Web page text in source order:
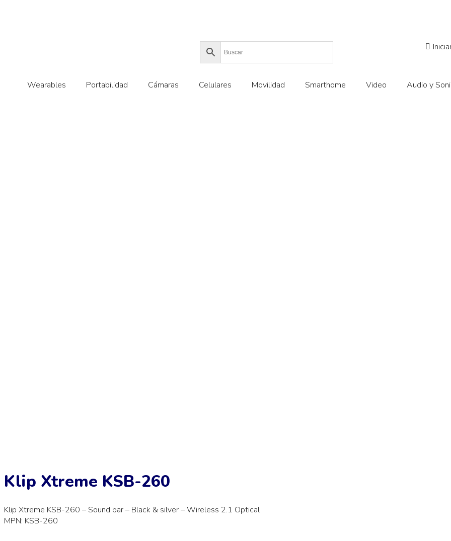
Wearables Portabilidad Cámaras Celulares Movilidad Smarthome Video Audio y
Klip Xtreme KSB-260
Klip Xtreme KSB-260 – Sound bar – Black & silver – Wireless 2.1 Optical
MPN: KSB-260